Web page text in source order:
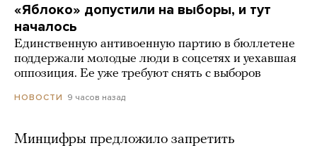
«Яблоко» допустили на выборы, и тут
началось
Единственную антивоенную партию в бюллетене
поддержали молодые люди в соцсетях и уехавшая
оппозиция. Ее уже требуют снять с выборов
НОВОСТИ 9 часов назад
Минцифры предложило запретить